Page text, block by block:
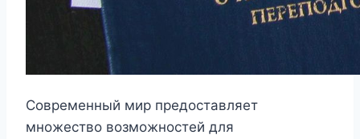
Современный мир предоставляет
множество возможностей для